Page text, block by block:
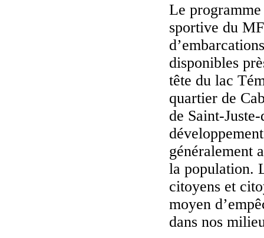
Le programme
sportive du
disponibles
tête du lac
quartier de
de Saint-
généralement
la population.
citoyens et
moyen
dans nos